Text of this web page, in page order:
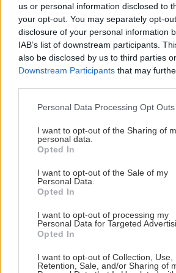
us or personal information disclosed to
your opt-out. You may separately opt-
disclosure of your personal information
IAB’s list of downstream participants.
also be disclosed by us to third parties
Downstream Participants that may
Please note that this website/app uses
not limited to your visit or usage
grant or deny consent to Google and its
use your data for below specified
consent section.
Personal Data Processing Opt Outs
I want to opt-out of the Sharing of
personal data.
Opted In
I want to opt-out of the Sale of my
Personal Data.
Opted In
I want to opt-out of processing my
Personal Data for Targeted
Opted In
I want to opt-out of Collection, Use,
Retention, Sale, and/or Sharing of
klubben. Nu fortsätter karriären i
– Anaheims bedömning är att han
på en bättre plats. De tycker att
konkurrens i Djurgården på
sportchef Marcus Due-Boje.
Djurgården vill tacka Marcus för
den fortsatta hockeykarriären.
talanger och det skapar en
juniorforwards att ta plats, säger
Letar mer spets
Utöver det att Marcus Nordmark
spetsforward ytterligare.